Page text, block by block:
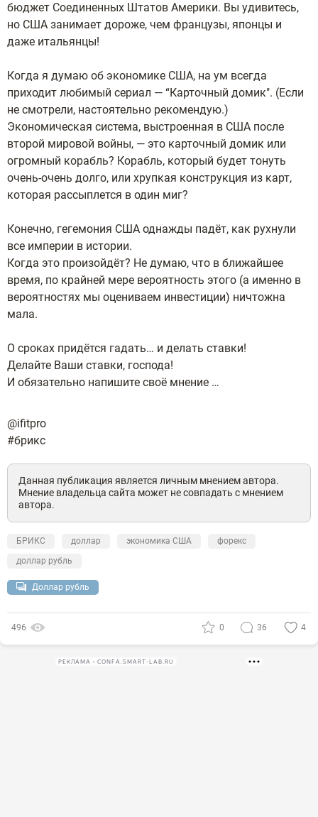
бюджет Соединенных Штатов Америки. Вы удивитесь,
но США занимает дороже, чем французы, японцы и
даже итальянцы!
Когда я думаю об экономике США, на ум всегда
приходит любимый сериал — “Карточный домик". (Если
не смотрели, настоятельно рекомендую.)
Экономическая система, выстроенная в США после
второй мировой войны, — это карточный домик или
огромный корабль? Корабль, который будет тонуть
очень-очень долго, или хрупкая конструкция из карт,
которая рассыплется в один миг?
Конечно, гегемония США однажды падёт, как рухнули
все империи в истории.
Когда это произойдёт? Не думаю, что в ближайшее
время, по крайней мере вероятность этого (а именно в
вероятностях мы оцениваем инвестиции) ничтожна
мала.
О сроках придётся гадать… и делать ставки!
Делайте Ваши ставки, господа!
И обязательно напишите своё мнение …
@ifitpro
#брикс
Данная публикация является личным мнением автора.
Мнение владельца сайта может не совпадать с мнением
автора.
БРИКС доллар экономика США
форекс
доллар рубль
Доллар рубль
496 0 36 4
РЕКЛАМА • CONFA.SMART-LAB.RU